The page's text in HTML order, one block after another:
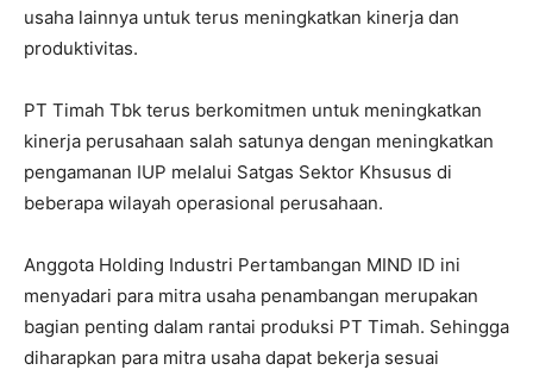
usaha lainnya untuk terus meningkatkan kinerja dan
produktivitas.
PT Timah Tbk terus berkomitmen untuk meningkatkan
kinerja perusahaan salah satunya dengan meningkatkan
pengamanan IUP melalui Satgas Sektor Khsusus di
beberapa wilayah operasional perusahaan.
Anggota Holding Industri Pertambangan MIND ID ini
menyadari para mitra usaha penambangan merupakan
bagian penting dalam rantai produksi PT Timah. Sehingga
diharapkan para mitra usaha dapat bekerja sesuai